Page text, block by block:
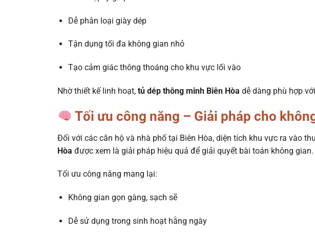
Dễ phân loại giày dép
Tận dụng tối đa không gian nhỏ
Tạo cảm giác thông thoáng cho khu vực lối vào
Nhờ thiết kế linh hoạt, tủ dép thông minh Biên Hòa dễ dàng phù hợp
Tối ưu công năng – Giải pháp cho
Đối với các căn hộ và nhà phố tại Biên Hòa, diện tích khu vực ra vào
Hòa được xem là giải pháp hiệu quả để giải quyết bài toán không gian.
Tối ưu công năng mang lại:
Không gian gọn gàng, sạch sẽ
Dễ sử dụng trong sinh hoạt hằng ngày